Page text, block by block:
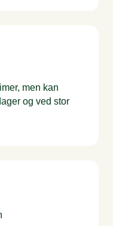
men kan
og ved stor